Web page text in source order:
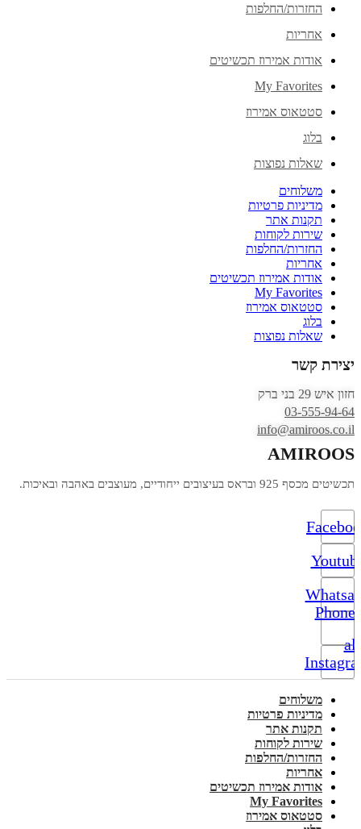
החזרות/החלפות
אחריות
אודות אמירוז תכשיטים
My Favorites
סטטאוס אמירוז
בלוג
שאלות נפוצות
משלוחים
מדיניות פרטיות
תקנות אתר
שירות לקוחות
החזרות/החלפות
אחריות
אודות אמירוז תכשיטים
My Favorites
סטטאוס אמירוז
בלוג
שאלות נפוצות
יצירת קשר
חזון איש 29 בני ברק
03-555-94-64
info@amiroos.co.il
AMIROOS
תכשיטים מכסף 925 ובראס בעיצובים ייחודיים, מעוצבים באהבה ובאיכות.
Phone-
alt
משלוחים
מדיניות פרטיות
תקנות אתר
שירות לקוחות
החזרות/החלפות
אחריות
אודות אמירוז תכשיטים
My Favorites
סטטאוס אמירוז